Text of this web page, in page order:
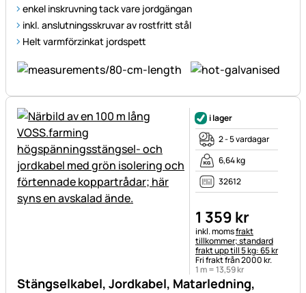
enkel inskruvning tack vare jordgängan
inkl. anslutningsskruvar av rostfritt stål
Helt varmförzinkat jordspett
Stängselkabel, Jordkabel, Matarledning,
i lager
2 - 5 vardagar
6,64 kg
32612
1 359 kr
Skatteinformation:
inkl. momsfrakt
tillkommer; standard
frakt upp till 5 kg: 65 kr
Fri frakt från 2000 kr.
1 m =13,59kr